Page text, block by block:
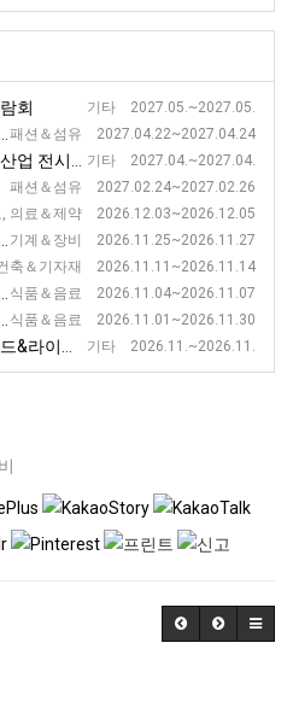
기타 2027.05.~2027.05.
회
패션＆섬유 2027.04.22~2027.04.24
기타 2027.04.~2027.04.
전시회
패션＆섬유 2027.02.24~2027.02.26
, 의료＆제약 2026.12.03~2026.12.05
기계＆장비 2026.11.25~2026.11.27
축＆기자재 2026.11.11~2026.11.14
식품＆음료 2026.11.04~2026.11.07
식품＆음료 2026.11.01~2026.11.30
기타 2026.11.~2026.11.
일 박람회